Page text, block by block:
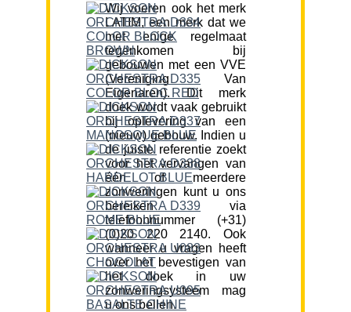
Wij voeren ook het merk
LATIM, een merk dat we
met enige regelmaat
tegenkomen bij
gebouwen met een VVE
(Vereniging Van
Eigenaren). Dit merk
doek wordt vaak gebruikt
bij oplevering van een
(nieuw) gebouw. Indien u
de juiste referentie zoekt
voor het vervangen van
één of meerdere
zonweringen kunt u ons
bereiken via
telefoonnummer (+31)
(0)20 220 2140. Ook
wanneer u vragen heeft
over het bevestigen van
het doek in uw
zonweringsysteem mag
u ons bellen.